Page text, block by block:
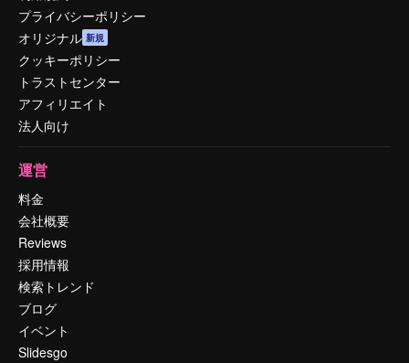
プライバシーポリシー
オリジナル 新規
クッキーポリシー
トラストセンター
アフィリエイト
法人向け
運営
料金
会社概要
Reviews
採用情報
検索トレンド
ブログ
イベント
Slidesgo